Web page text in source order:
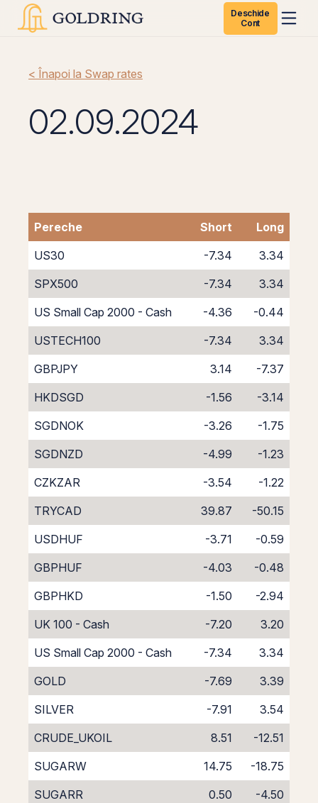
Deschide
Cont
< Înapoi la Swap rates
02.09.2024
Pereche Short
Long
US30
-7.34
3.34
SPX500
-7.34
3.34
US Small Cap 2000 - Cash
-4.36
-0.44
USTECH100
-7.34
3.34
GBPJPY
3.14
-7.37
HKDSGD
-1.56
-3.14
SGDNOK
-3.26
-1.75
SGDNZD
-4.99
-1.23
CZKZAR
-3.54
-1.22
TRYCAD
39.87
-50.15
USDHUF
-3.71
-0.59
GBPHUF
-4.03
-0.48
GBPHKD
-1.50
-2.94
UK 100 - Cash
-7.20
3.20
US Small Cap 2000 - Cash
-7.34
3.34
GOLD
-7.69
3.39
SILVER
-7.91
3.54
CRUDE_UKOIL
8.51
-12.51
SUGARW
14.75
-18.75
SUGARR
0.50
-4.50